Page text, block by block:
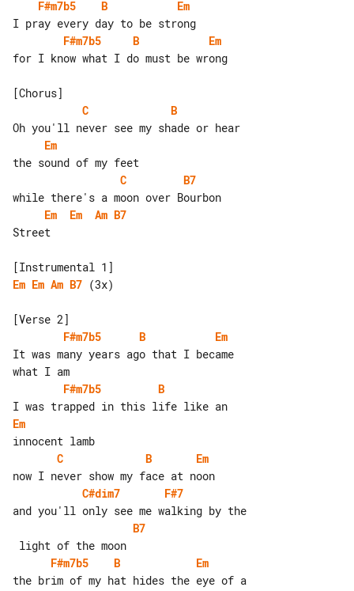
F#m7b5
B
Em
F#m7b5
B
Em
for I know what I do must be wrong
C
B
Em
C
B7
Em
Em Am B7
Street
Em Em Am B7 (3x)
F#m7b5
B
Em
It was many years ago that I became
F#m7b5
B
Em
C
B
Em
C#dim7
F#7
B7
F#m7b5
B
Em
the brim of my hat hides the eye of a